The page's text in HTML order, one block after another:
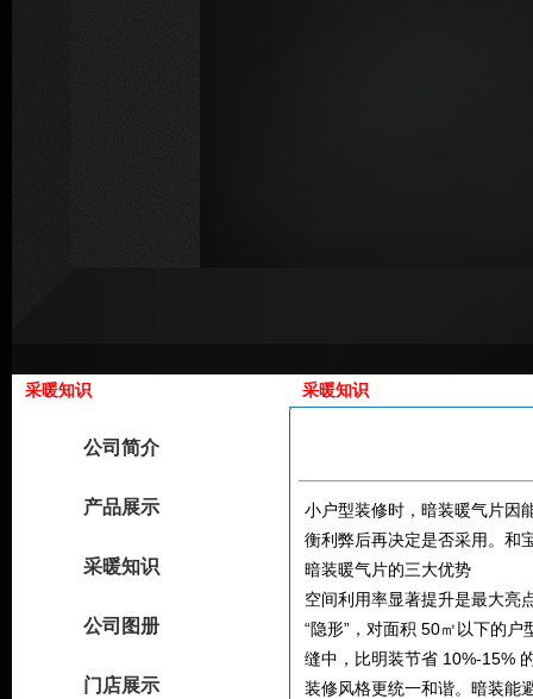
采暖知识
公司简介
产品展示
采暖知识
公司图册
门店展示
采暖知识
小户型装修时，暗装暖气片因
衡利弊后再决定是否采用。​和
暗装暖气片的三大优势​
空间利用率显著提升是最大亮
“隐形”，对面积 50㎡以下的
缝中，比明装节省 10%-15%
装修风格更统一和谐。暗装能